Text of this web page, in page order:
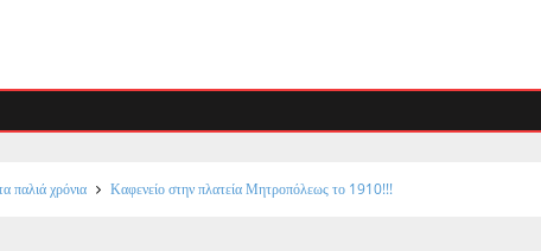
παλιά χρόνια Καφενείο στην πλατεία Μητροπόλεως το 1910!!!